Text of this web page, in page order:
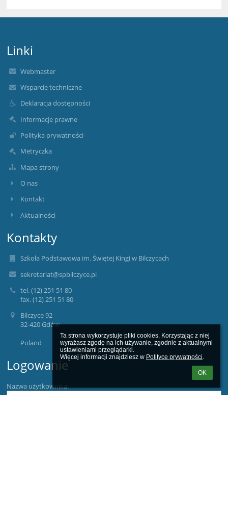
Ta strona wykorzystuje pliki cookies. Korzystając z niej
wyrażasz zgodę na ich używanie, zgodnie z aktualnymi
ustawieniami przeglądarki.
Więcej informacji znajdziesz w Polityce prywatności.
OK
Linki
Webmaster
Wsparcie techniczne
Deklaracja dostępności
Informacje prawne
Polityka prywatności
Metryczka
Mapa strony
O nas
Kontakt
Aktualności
Kontakty
Szkoła Podstawowa im. Świętej Kingi w Bilczycach
sekretariat@spbilczyce.pl
tel. (12) 251 51 80
fax. (12) 251 51 80
Bilczyce 92
32-420 Gdów
Poland
Logowanie
Nazwa użytkownika: